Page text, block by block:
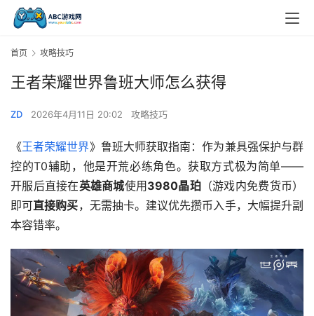
首页 攻略技巧
王者荣耀世界鲁班大师怎么获得
ZD 2026年4月11日 20:02 攻略技巧
《王者荣耀世界》鲁班大师获取指南：作为兼具强保护与群
控的T0辅助，他是开荒必练角色。获取方式极为简单——
开服后直接在英雄商城使用 3980晶珀（游戏内免费货币）
即可直接购买，无需抽卡。建议优先攒币入手，大幅提升副
本容错率。